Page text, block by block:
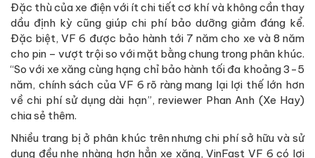
Đặc thù của xe điện với ít chi tiết cơ khí và không cần thay
dầu định kỳ cũng giúp chi phí bảo dưỡng giảm đáng kể.
Đặc biệt, VF 6 được bảo hành tới 7 năm cho xe và 8 năm
cho pin – vượt trội so với mặt bằng chung trong phân khúc.
“So với xe xăng cùng hạng chỉ bảo hành tối đa khoảng 3-5
năm, chính sách của VF 6 rõ ràng mang lại lợi thế lớn hơn
về chi phí sử dụng dài hạn”, reviewer Phan Anh (Xe Hay)
chia sẻ thêm.
Nhiều trang bị ở phân khúc trên nhưng chi phí sở hữu và sử
dụng đều nhẹ nhàng hơn hẳn xe xăng, VinFast VF 6 có lợi